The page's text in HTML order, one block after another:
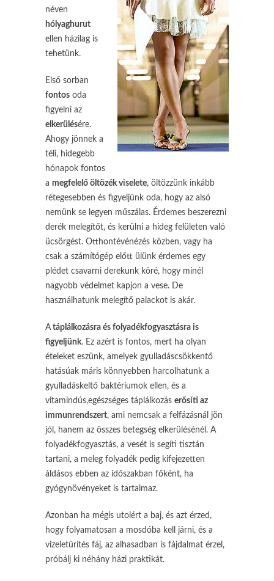
néven
hólyaghurut
ellen házilag is
tehetünk.
Első sorban
fontos oda
figyelni az
elkerülésére.
Ahogy jönnek a
téli, hidegebb
hónapok fontos
a megfelelő öltözék viselete, öltözzünk inkább
rétegesebben és figyeljünk oda, hogy az alsó
nemünk se legyen műszálas. Érdemes beszerezni
derék melegítőt, és kerülni a hideg felületen való
ücsörgést. Otthontévénézés közben, vagy ha
csak a számítógép előtt ülünk érdemes egy
plédet csavarni derekunk köré, hogy minél
nagyobb védelmet kapjon a vese. De
használhatunk melegítő palackot is akár.
A táplálkozásra és folyadékfogyasztásra is
figyeljünk. Ez azért is fontos, mert ha olyan
ételeket eszünk, amelyek gyulladáscsökkentő
hatásúak máris könnyebben harcolhatunk a
gyulladáskeltő baktériumok ellen, és a
vitamindús,egészséges táplálkozás erősíti az
immunrendszert, ami nemcsak a felfázásnál jön
jól, hanem az összes betegség elkerülésénél. A
folyadékfogyasztás, a vesét is segíti tisztán
tartani, a meleg folyadék pedig kifejezetten
áldásos ebben az időszakban főként, ha
gyógynövényeket is tartalmaz.
Azonban ha mégis utolért a baj, és azt érzed,
hogy folyamatosan a mosdóba kell járni, és a
vizeletürítés fáj, az alhasadban is fájdalmat érzel,
próbálj ki néhány házi praktikát.